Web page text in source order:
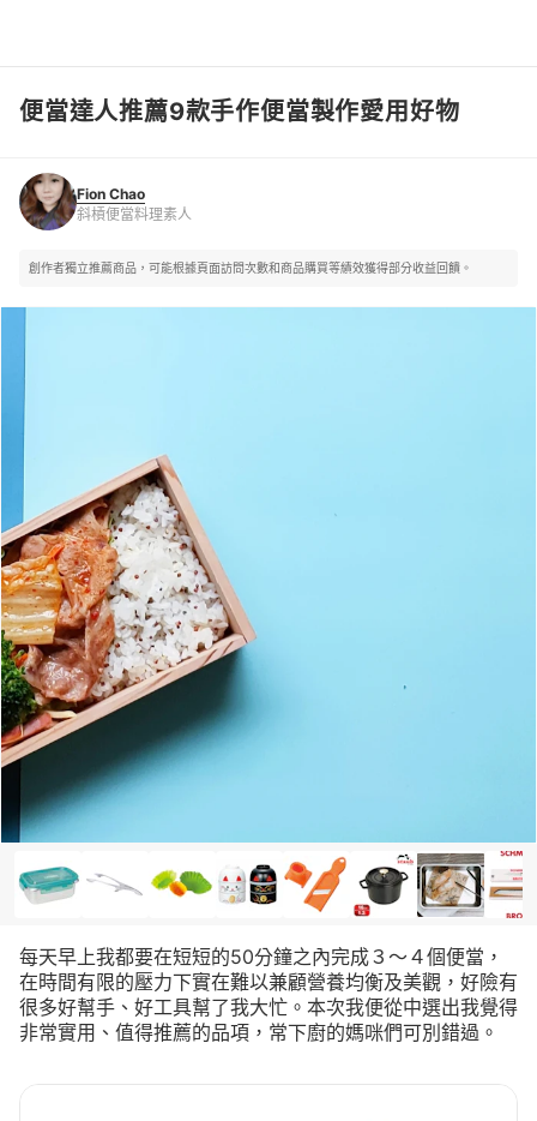
Fion Chao
斜槓便當料理素人
便當達人推薦9款手作便當製作愛用好物
Fion Chao
斜槓便當料理素人
創作者獨立推薦商品，可能根據頁面訪問次數和商品購買等績效獲得部分收益回饋。
每天早上我都要在短短的50分鐘之內完成３～４個便當，
在時間有限的壓力下實在難以兼顧營養均衡及美觀，好險有
很多好幫手、好工具幫了我大忙。本次我便從中選出我覺得
非常實用、值得推薦的品項，常下廚的媽咪們可別錯過。